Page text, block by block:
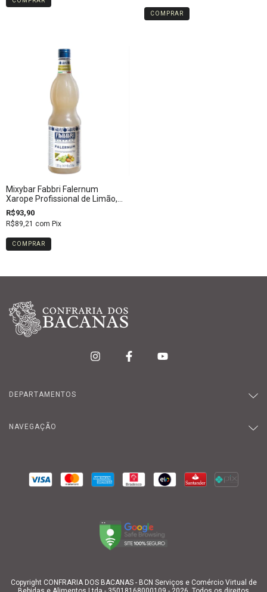
Mixybar Fabbri Falernum
Xarope Profissional de Limão,
Amêndoas e Especiarias
R$93,90
R$89,21 com Pix
DEPARTAMENTOS
NAVEGAÇÃO
Copyright CONFRARIA DOS BACANAS - BCN Serviços e Comércio Virtual de